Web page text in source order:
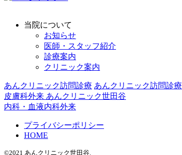
当院について
お知らせ
医師・スタッフ紹介
診療案内
クリニック案内
あんクリニック訪問診療 あんクリニック訪問診療
皮膚科外来 あんクリニック世田谷
内科・血液内科外来
プライバシーポリシー
HOME
©2021 あんクリニック世田谷.